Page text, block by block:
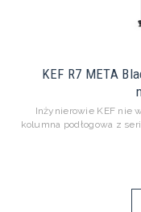
KEF R7 META
Inżynierowie KEF nie
kolumna podłogowa z